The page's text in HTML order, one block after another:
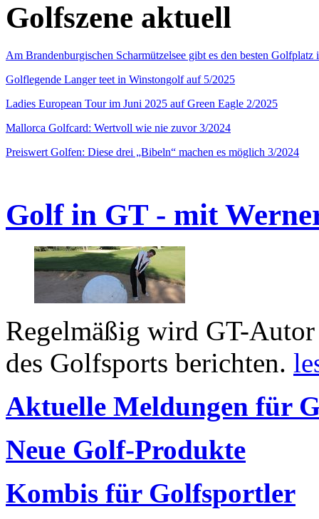
Golfszene aktuell
Am Brandenburgischen Scharmützelsee gibt es den besten
Golflegende Langer teet in Winstongolf auf 5/2025
Ladies European Tour im Juni 2025 auf Green Eagle 2/2025
Mallorca Golfcard: Wertvoll wie nie zuvor 3/2024
Preiswert Golfen: Diese drei „Bibeln“ machen es möglich 3/2024
Golf in GT - mit
Regelmäßig wird GT-
des Golfsports berichten.
Aktuelle Meldungen für
Neue Golf-Produkte
Kombis für Golfsportler